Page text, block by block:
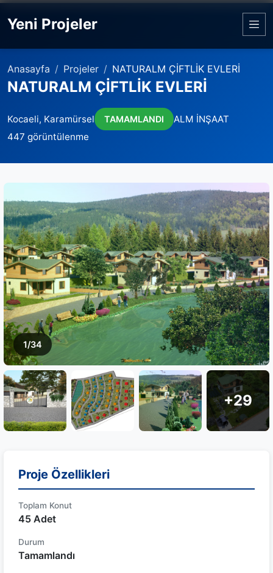
Yeni Projeler
Anasayfa Projeler NATURALM ÇİFTLİK EVLERİ
NATURALM ÇİFTLİK EVLERİ
Kocaeli, Karamürsel TAMAMLANDI
ALM İNŞAAT
447 görüntülenme
1/34
+29
Proje Özellikleri
Toplam Konut
45 Adet
Durum
Tamamlandı